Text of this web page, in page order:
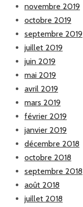
novembre 2019
octobre 2019
septembre 2019
juillet 2019
juin 2019
mai 2019
avril 2019
mars 2019
février 2019
janvier 2019
décembre 2018
octobre 2018
septembre 2018
août 2018
juillet 2018